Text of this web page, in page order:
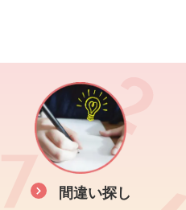
間違い探し